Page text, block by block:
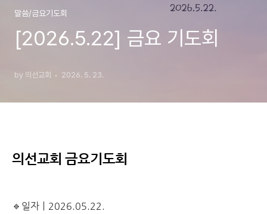
말씀/금요기도회
[2026.5.22] 금요 기도회
by 의선교회 2026. 5. 23.
의선교회 금요기도회
🔹일자ㅣ2026.05.22.